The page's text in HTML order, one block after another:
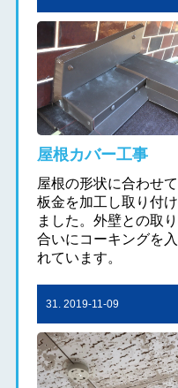
屋根カバー工事
屋根の形状に合わせて
板金を加工し取り付け
ました。外壁との取り
合いにコーキングを入
れています。
31. 2019-11-09